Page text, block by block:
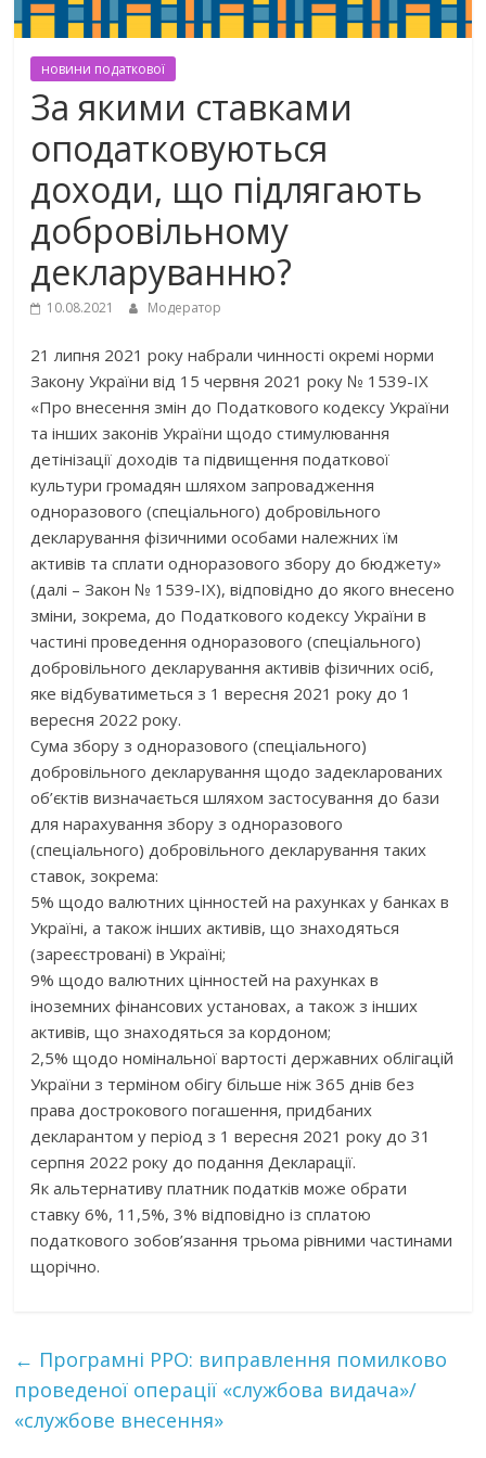
новини податкової
За якими ставками
оподатковуються
доходи, що підлягають
добровільному
декларуванню?
10.08.2021 Модератор
21 липня 2021 року набрали чинності окремі норми
Закону України від 15 червня 2021 року № 1539-IX
«Про внесення змін до Податкового кодексу України
та інших законів України щодо стимулювання
детінізації доходів та підвищення податкової
культури громадян шляхом запровадження
одноразового (спеціального) добровільного
декларування фізичними особами належних їм
активів та сплати одноразового збору до бюджету»
(далі – Закон № 1539-IX), відповідно до якого внесено
зміни, зокрема, до Податкового кодексу України в
частині проведення одноразового (спеціального)
добровільного декларування активів фізичних осіб,
яке відбуватиметься з 1 вересня 2021 року до 1
вересня 2022 року.
Сума збору з одноразового (спеціального)
добровільного декларування щодо задекларованих
об’єктів визначається шляхом застосування до бази
для нарахування збору з одноразового
(спеціального) добровільного декларування таких
ставок, зокрема:
5% щодо валютних цінностей на рахунках у банках в
Україні, а також інших активів, що знаходяться
(зареєстровані) в Україні;
9% щодо валютних цінностей на рахунках в
іноземних фінансових установах, а також з інших
активів, що знаходяться за кордоном;
2,5% щодо номінальної вартості державних облігацій
України з терміном обігу більше ніж 365 днів без
права дострокового погашення, придбаних
декларантом у період з 1 вересня 2021 року до 31
серпня 2022 року до подання Декларації.
Як альтернативу платник податків може обрати
ставку 6%, 11,5%, 3% відповідно із сплатою
податкового зобов’язання трьома рівними частинами
щорічно.
← Програмні РРО: виправлення помилково
проведеної операції «службова видача»/
«службове внесення»